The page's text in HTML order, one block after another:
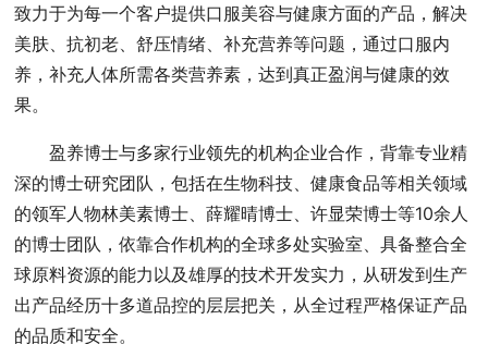
致力于为每一个客户提供口服美容与健康方面的产品，解决
美肤、抗初老、舒压情绪、补充营养等问题，通过口服内
养，补充人体所需各类营养素，达到真正盈润与健康的效
果。
盈养博士与多家行业领先的机构企业合作，背靠专业精
深的博士研究团队，包括在生物科技、健康食品等相关领域
的领军人物林美素博士、薛耀晴博士、许显荣博士等10余人
的博士团队，依靠合作机构的全球多处实验室、具备整合全
球原料资源的能力以及雄厚的技术开发实力，从研发到生产
出产品经历十多道品控的层层把关，从全过程严格保证产品
的品质和安全。